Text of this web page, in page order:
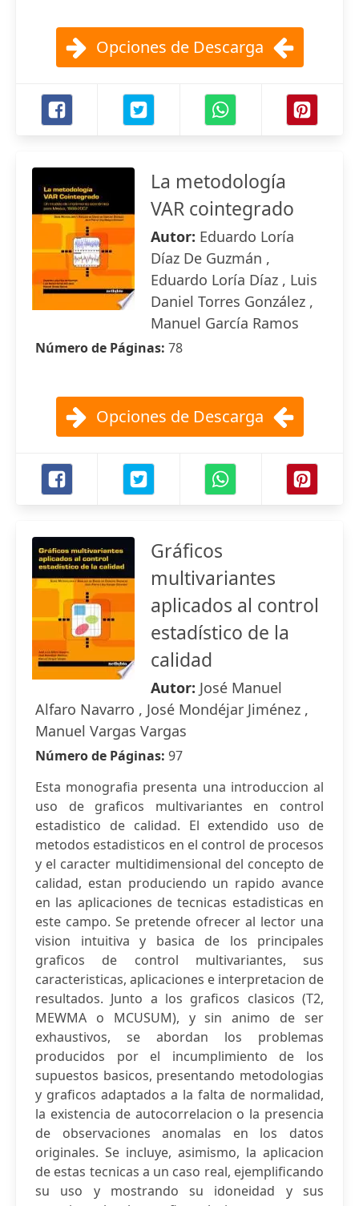
Opciones de Descarga
La metodología
VAR cointegrado
Autor: Eduardo Loría
Díaz De Guzmán ,
Eduardo Loría Díaz , Luis
Daniel Torres González ,
Manuel García Ramos
Número de Páginas: 78
Opciones de Descarga
Gráficos
multivariantes
aplicados al control
estadístico de la
calidad
Autor: José Manuel
Alfaro Navarro , José Mondéjar Jiménez ,
Manuel Vargas Vargas
Número de Páginas: 97
Esta monografia presenta una introduccion al
uso de graficos multivariantes en control
estadistico de calidad. El extendido uso de
metodos estadisticos en el control de procesos
y el caracter multidimensional del concepto de
calidad, estan produciendo un rapido avance
en las aplicaciones de tecnicas estadisticas en
este campo. Se pretende ofrecer al lector una
vision intuitiva y basica de los principales
graficos de control multivariantes, sus
caracteristicas, aplicaciones e interpretacion de
resultados. Junto a los graficos clasicos (T2,
MEWMA o MCUSUM), y sin animo de ser
exhaustivos, se abordan los problemas
producidos por el incumplimiento de los
supuestos basicos, presentando metodologias
y graficos adaptados a la falta de normalidad,
la existencia de autocorrelacion o la presencia
de observaciones anomalas en los datos
originales. Se incluye, asimismo, la aplicacion
de estas tecnicas a un caso real, ejemplificando
su uso y mostrando su idoneidad y sus